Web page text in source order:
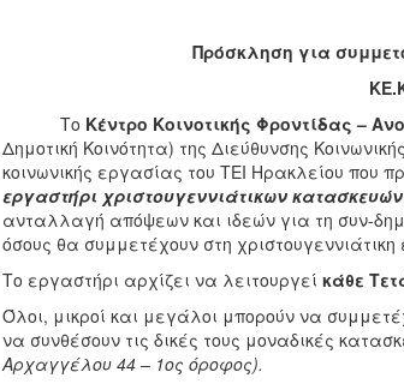
Πρόσκληση για
Το Κέντρο Κοινοτικής Φροντίδας –
Δημοτική Κοινότητα) της Διεύθυνσης
κοινωνικής εργασίας του ΤΕΙ Ηρακλείου που
εργαστήρι χριστουγεννιάτικων κατασκευών
ανταλλαγή απόψεων και ιδεών για τη συν-
όσους θα συμμετέχουν στη χριστουγεννιάτικη
Το εργαστήρι αρχίζει να λειτουργεί κάθε
Όλοι, μικροί και μεγάλοι μπορούν να
να συνθέσουν τις δικές τους μοναδικές
Αρχαγγέλου 44 – 1ος όροφος).